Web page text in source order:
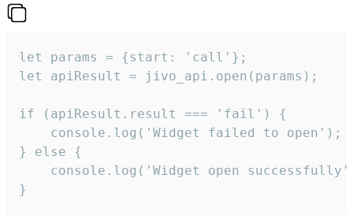
let params = {start: 'call'};
let apiResult = jivo_api.open(params);
if (apiResult.result === 'fail') {
    console.log('Widget failed to open');
} else {
console.log('Widget open
}